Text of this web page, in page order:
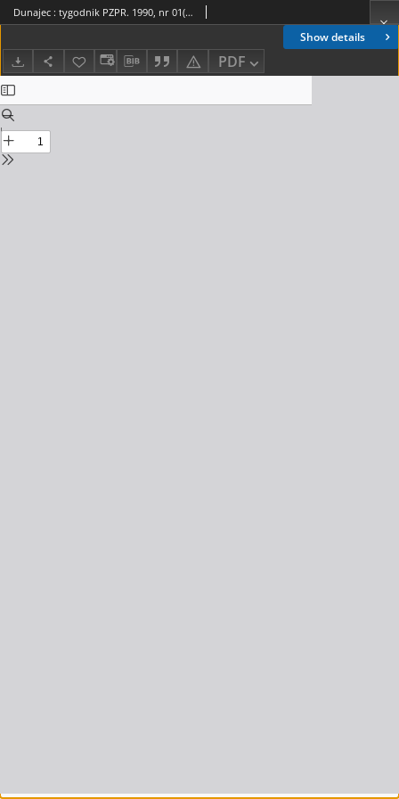
Show details
PDF
Dunajec : tygodnik PZPR. 1990, nr 01(478)